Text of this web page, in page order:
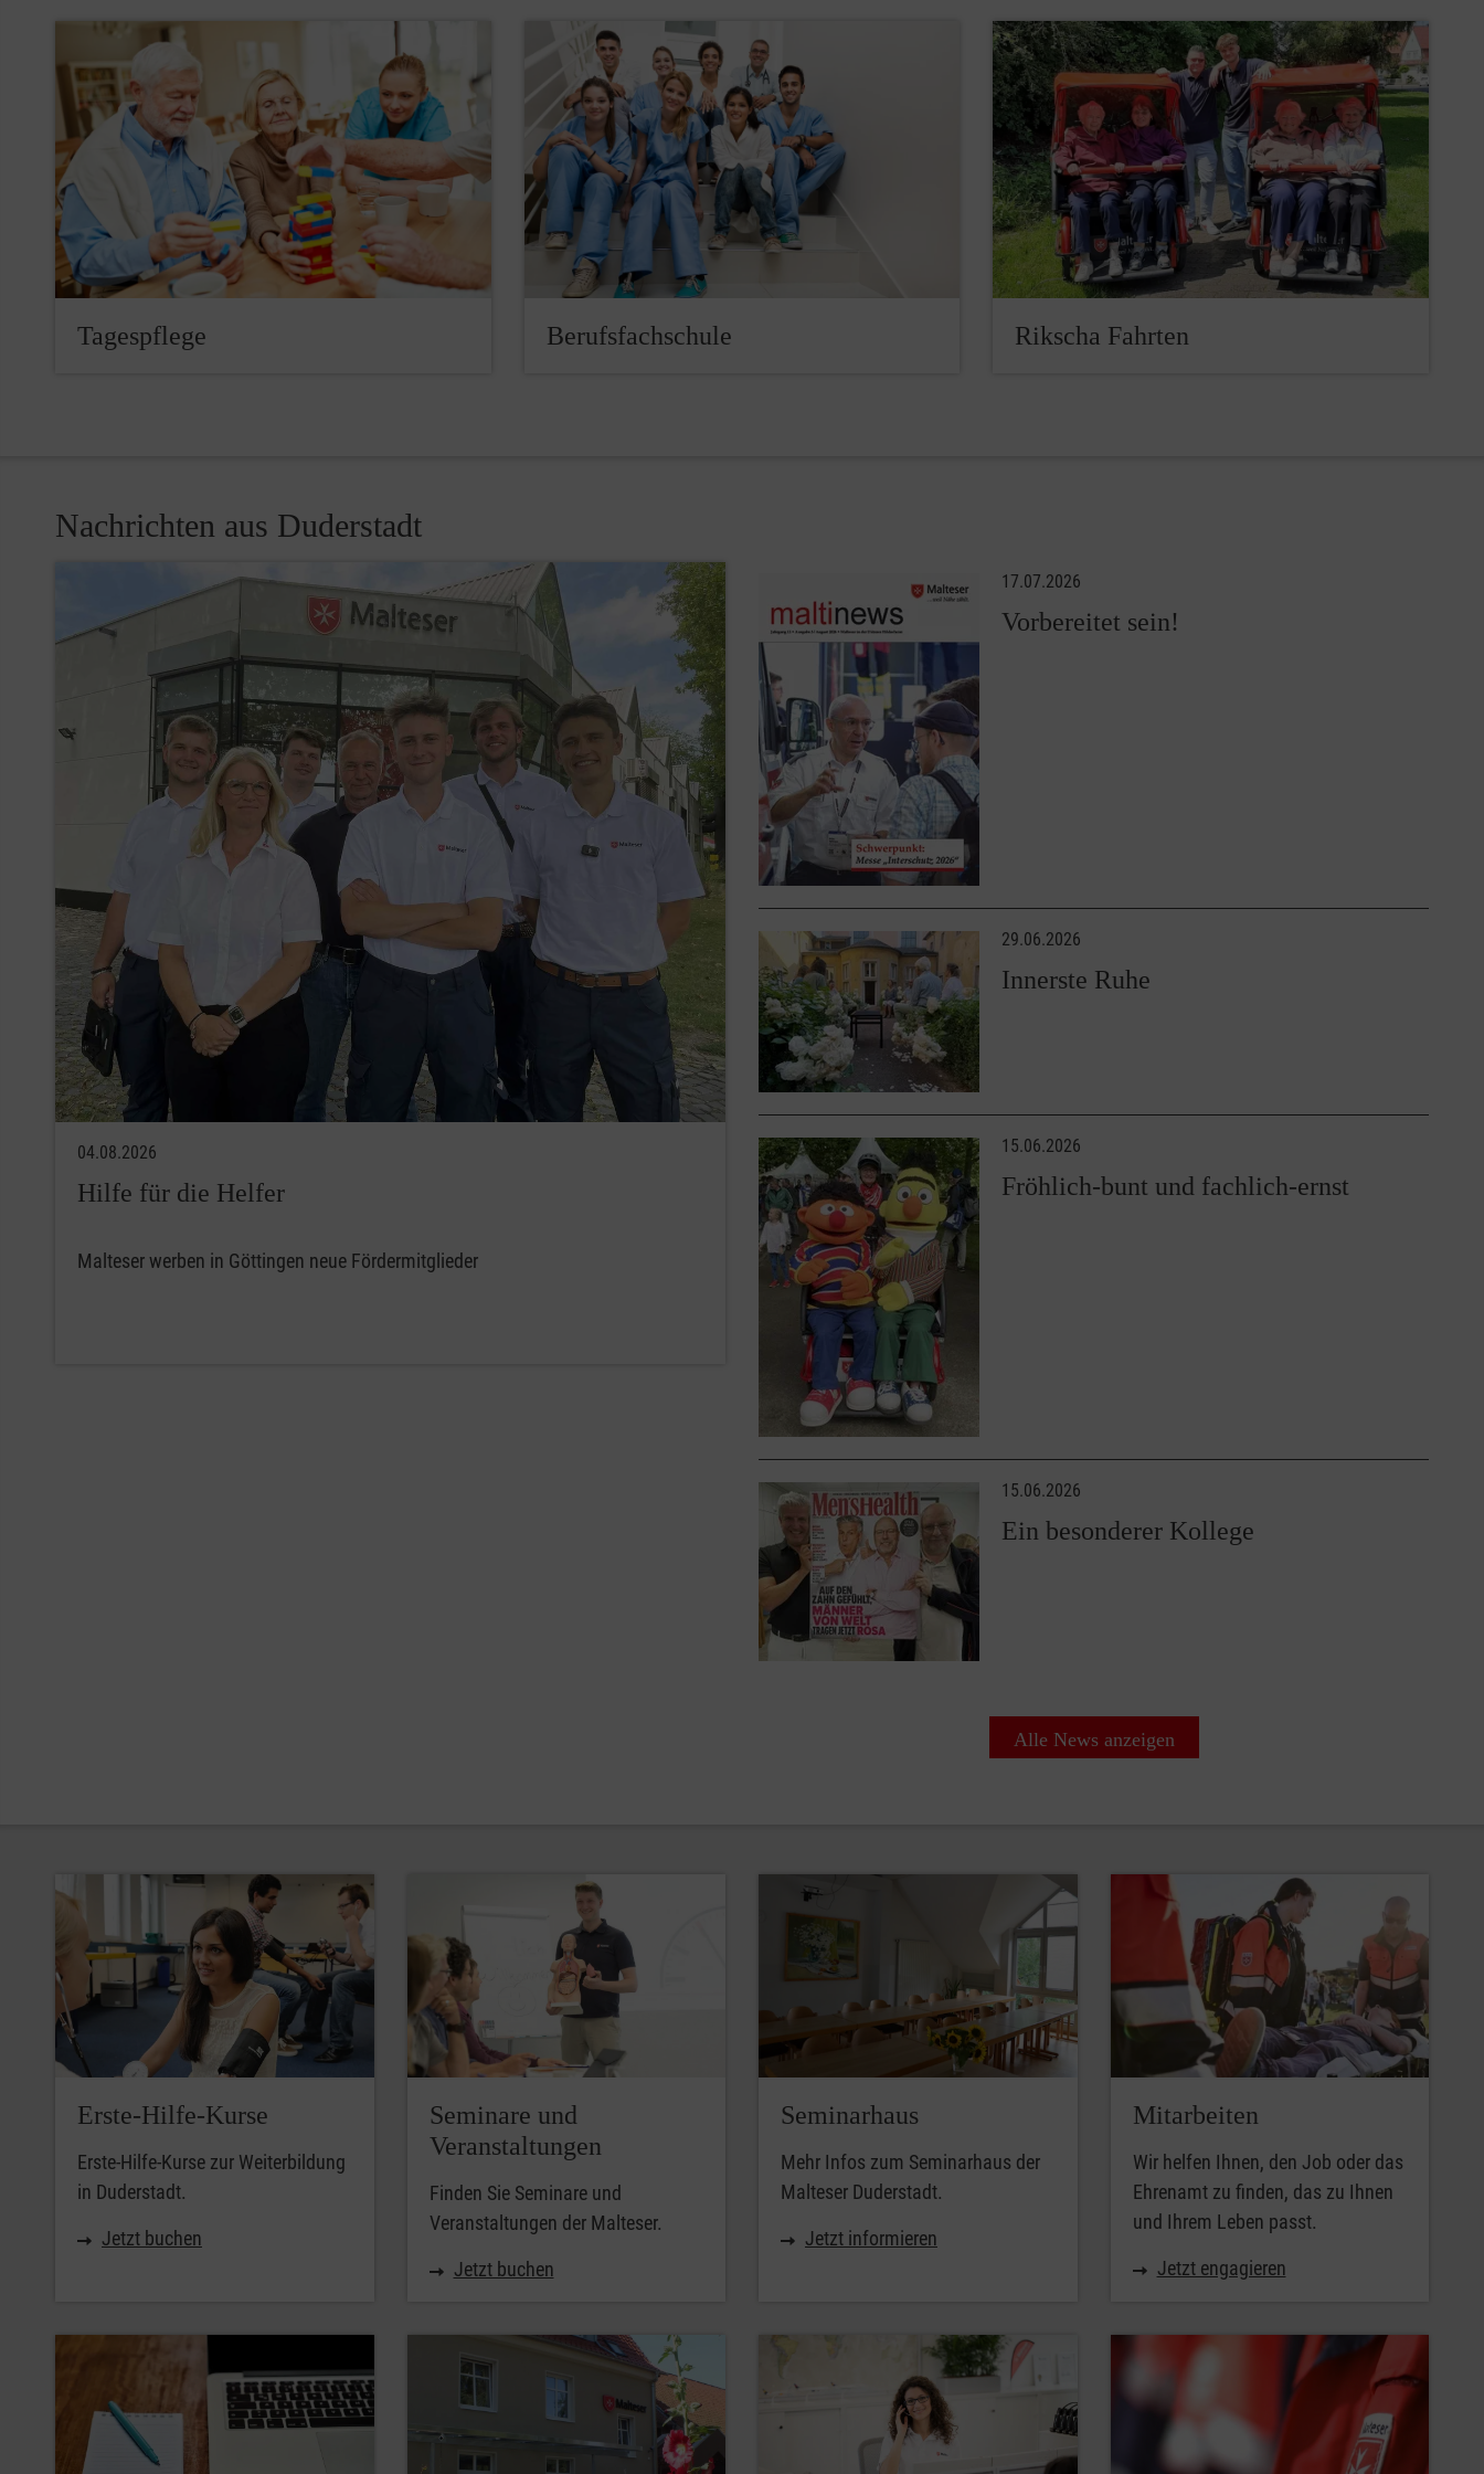
Tagespflege Berufsfachschule Rikscha Fahrten
Nachrichten aus Duderstadt
04.08.2026
Hilfe für die Helfer
Malteser werben in Göttingen neue Fördermitglieder
17.07.2026
Vorbereitet sein!
29.06.2026
Innerste Ruhe
15.06.2026
Fröhlich-bunt und fachlich-ernst
15.06.2026
Ein besonderer Kollege
Alle News anzeigen
Erste-Hilfe-Kurse
Erste-Hilfe-Kurse zur Weiterbildung
in Duderstadt.
Jetzt buchen
Seminare und
Veranstaltungen
Finden Sie Seminare und
Veranstaltungen der Malteser.
Jetzt buchen
Seminarhaus
Mehr Infos zum Seminarhaus der
Malteser Duderstadt.
Jetzt informieren
Mitarbeiten
Wir helfen Ihnen, den Job oder das
Ehrenamt zu finden, das zu Ihnen
und Ihrem Leben passt.
Jetzt engagieren